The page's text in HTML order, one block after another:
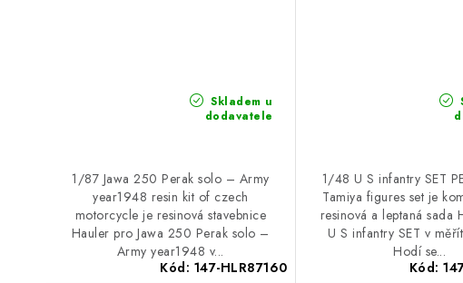
Skladem u
dodavatele
1/87 Jawa 250 Perak solo – Army
year1948 resin kit of czech
motorcycle je resinová stavebnice
Hauler pro Jawa 250 Perak solo –
Army year1948 v...
Kód: 147-HLR87160
1/48 U S infantry SET
Tamiya figures set je
resinová a leptaná sada
U S infantry SET v
Hodí se...
Kód: